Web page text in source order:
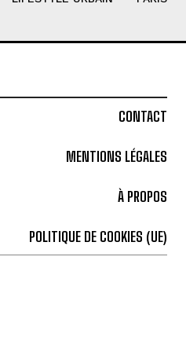
CONTACT
MENTIONS LÉGALES
À PROPOS
POLITIQUE DE COOKIES (UE)